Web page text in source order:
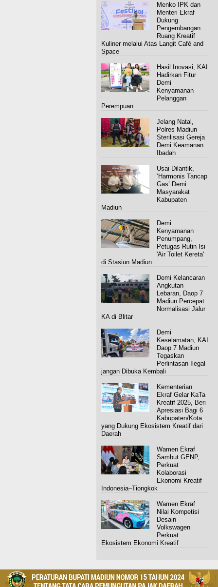
Menko IPK dan
Menteri Ekraf
Dukung
Pengembangan
Ruang Kreatif
Kuliner melalui Atas Langit Café and
Space
Hasil Inovasi, KAI
Hadirkan Fitur
Demi
Kenyamanan
Pelanggan
Perempuan
Jelang Natal,
Polres Madiun
Sterilisasi Gereja
Demi Keamanan
Ibadah
Usai Dilantik,
‘Harmonis Tancap
Gas’ Demi
Masyarakat
Kabupaten
Madiun
Demi
Kenyamanan
Penumpang,
Petugas Rutin Isi
'Air Toilet Kereta'
di Stasiun Madiun
Demi Kelancaran
Angkutan
Lebaran, Daop 7
Madiun Percepat
Normalisasi Jalur
KA di Blitar
Demi
Keselamatan, KAI
Daop 7 Madiun
Tegaskan
Perlintasan Ilegal
jangan Dibuka Kembali
Kementerian
Ekraf Gelar KaTa
Kreatif 2025, Beri
Apresiasi Bagi 6
Kabupaten/Kota
yang Dukung Ekosistem Kreatif dari
Daerah
Wamen Ekraf
Sambut GENP,
Perkuat
Kolaborasi
Ekonomi Kreatif
Indonesia–Tiongkok
Wamen Ekraf
Nilai Kompetisi
Desain
Volkswagen
Perkuat
Ekosistem Ekonomi Kreatif